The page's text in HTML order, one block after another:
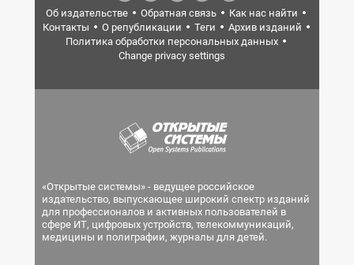
Об издательстве Обратная связь
Как нас найти
Контакты
О републикации Теги
Архив изданий
Политика обработки персональных данных
Change privacy settings
«Открытые системы» - ведущее российское
издательство, выпускающее широкий спектр изданий
для профессионалов и активных пользователей в
сфере ИТ, цифровых устройств, телекоммуникаций,
медицины и полиграфии, журналы для детей.